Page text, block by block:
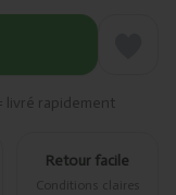
livré rapidement
Retour facile
Conditions claires